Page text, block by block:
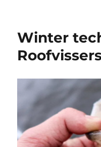
Winter